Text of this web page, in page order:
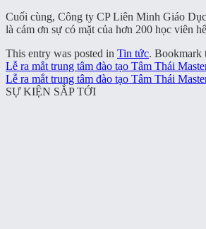
Cuối cùng, Công ty CP Liên Minh Giáo
là cảm ơn sự có mặt của hơn 200 học viên
This entry was posted in Tin tức. Bookmark
Lễ ra mắt trung tâm đào tạo Tâm Thái
Lễ ra mắt trung tâm đào tạo Tâm Thái
SỰ KIỆN SẮP TỚI